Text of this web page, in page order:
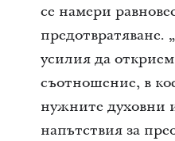
се намери
предотвратяване.
усилия да
съотношение, в
нужните духовни
напътствия за